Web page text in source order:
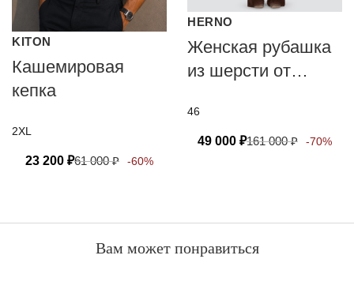
KITON
Кашемировая
кепка
2XL
23 200 ₽61 000₽ -60%
HERNO
Женская рубашка
из шерсти от
46
49 000 ₽161 000₽ -70%
Вам может понравиться